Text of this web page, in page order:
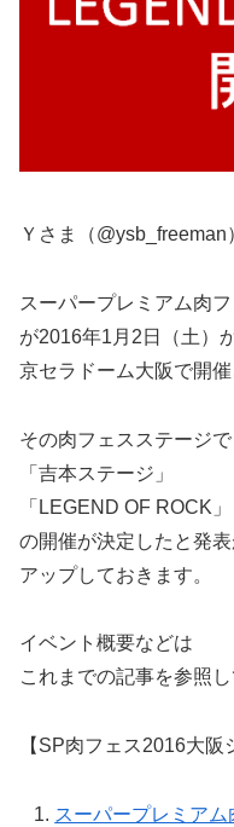
Ｙさま（@ysb_freeman
スーパープレミアム肉
が2016年1月2日（土）
京セラドーム大阪で開催
その肉フェスステージで
「吉本ステージ」
「LEGEND OF ROCK」
の開催が決定したと発
アップしておきます。
イベント概要などは
これまでの記事を参照し
【SP肉フェス2016大阪
スーパープレミア